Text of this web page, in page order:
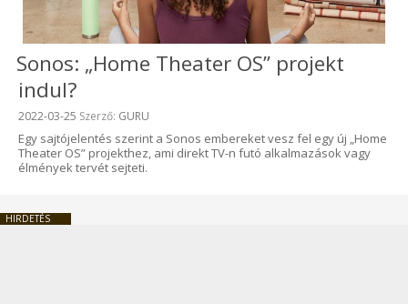
Sonos: „Home Theater OS” projekt
indul?
Beküldve:
2022-03-25 Szerző: GURU
Egy sajtójelentés szerint a Sonos embereket vesz fel egy új „Home
Theater OS” projekthez, ami direkt TV-n futó alkalmazások vagy
élmények tervét sejteti.
HIRDETÉS